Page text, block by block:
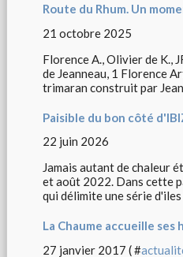
Route du Rhum. Un
21 octobre 2025
Florence A., Olivier de K.,
de Jeanneau, 1 Florence
trimaran construit par
Paisible du bon côté
22 juin 2026
Jamais autant de chaleur
et août 2022. Dans cette
qui délimite une série
La Chaume accueille ses
27 janvier 2017 ( #